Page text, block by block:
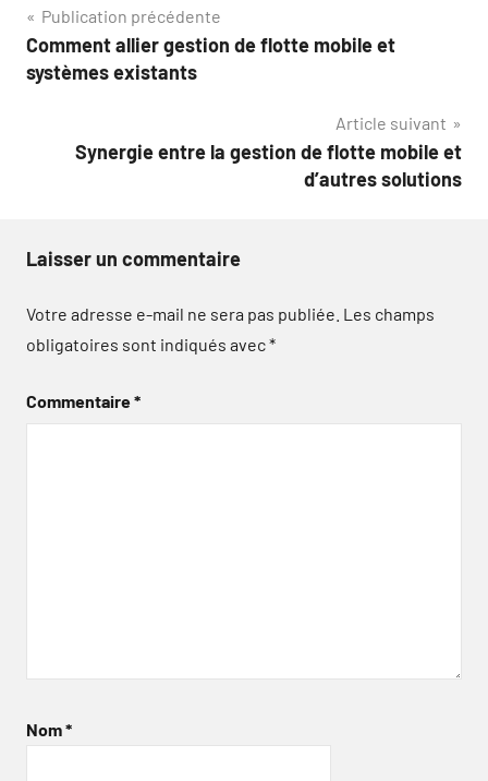
Navigation
de
Publication précédente
Comment allier gestion de flotte mobile et
systèmes existants
Article suivant
Synergie entre la gestion de flotte mobile et
d’autres solutions
Laisser un commentaire
Votre adresse e-mail ne sera pas publiée. Les champs
obligatoires sont indiqués avec*
Commentaire*
Nom*